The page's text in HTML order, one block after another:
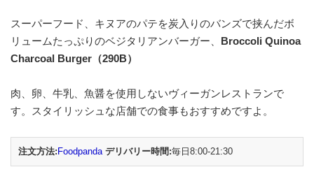
スーパーフード、キヌアのパテを炭入りのバンズで挟んだボ
リュームたっぷりのベジタリアンバーガー、 Broccoli Quinoa
Charcoal Burger（290B）
肉、卵、牛乳、魚醤を使用しないヴィーガンレストランで
す。スタイリッシュな店舗での食事もおすすめですよ。
注文方法: Foodpanda デリバリー時間:毎日8:00-21:30